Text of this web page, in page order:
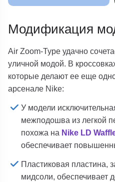
Модификация
Air Zoom-Type удачно
уличной модой. В
которые делают ее еще
арсенале Nike:
У модели
межподошва из легкой
похожа на Nike LD
обеспечивает
Пластиковая пластина,
мидсоли, обеспечивает